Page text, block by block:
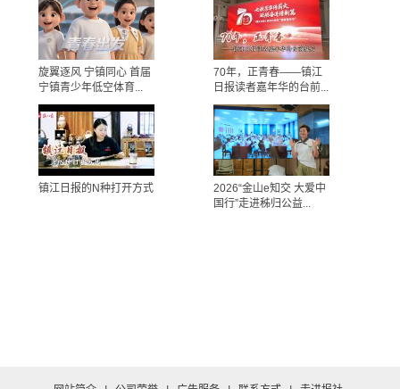
旋翼逐风 宁镇同心 首届
宁镇青少年低空体育...
70年，正青春——镇江
日报读者嘉年华的台前...
镇江日报的N种打开方式
2026“金山e知交 大爱中
国行”走进秭归公益...